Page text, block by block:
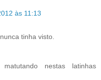
às 11:13
tinha visto.
nestas latinhas